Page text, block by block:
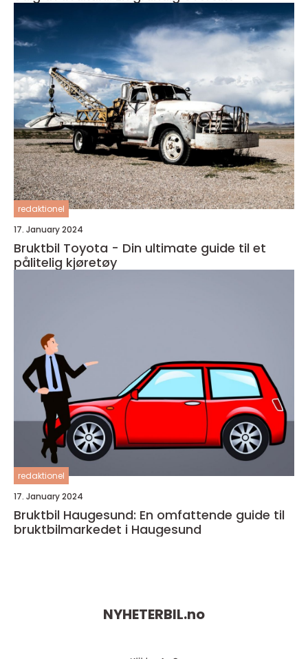
redaktionel
17. January 2024
Bruktbil Toyota - Din ultimate guide til et
pålitelig kjøretøy
redaktionel
17. January 2024
Bruktbil Haugesund: En omfattende guide til
bruktbilmarkedet i Haugesund
NYHETERBIL.no